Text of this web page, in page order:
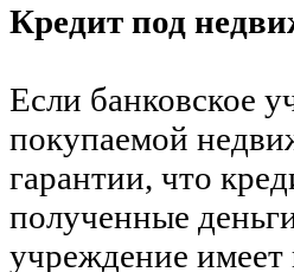
Кредит под
Если банковское
покупаемой
гарантии, что
полученные
учреждение имеет